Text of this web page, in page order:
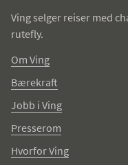
Ving selger reiser med
rutefly.
Om Ving
Bærekraft
Jobb i Ving
Presserom
Hvorfor Ving